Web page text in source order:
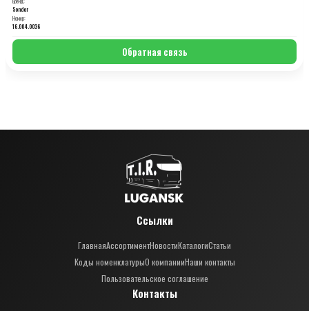
Sonder
Номер:
16.004.0036
Обратная связь
Ссылки
ГлавнаяАссортиментНовостиКаталогиСтатьи
Коды номенклатурыО компанииНаши контакты
Пользовательское соглашение
Контакты